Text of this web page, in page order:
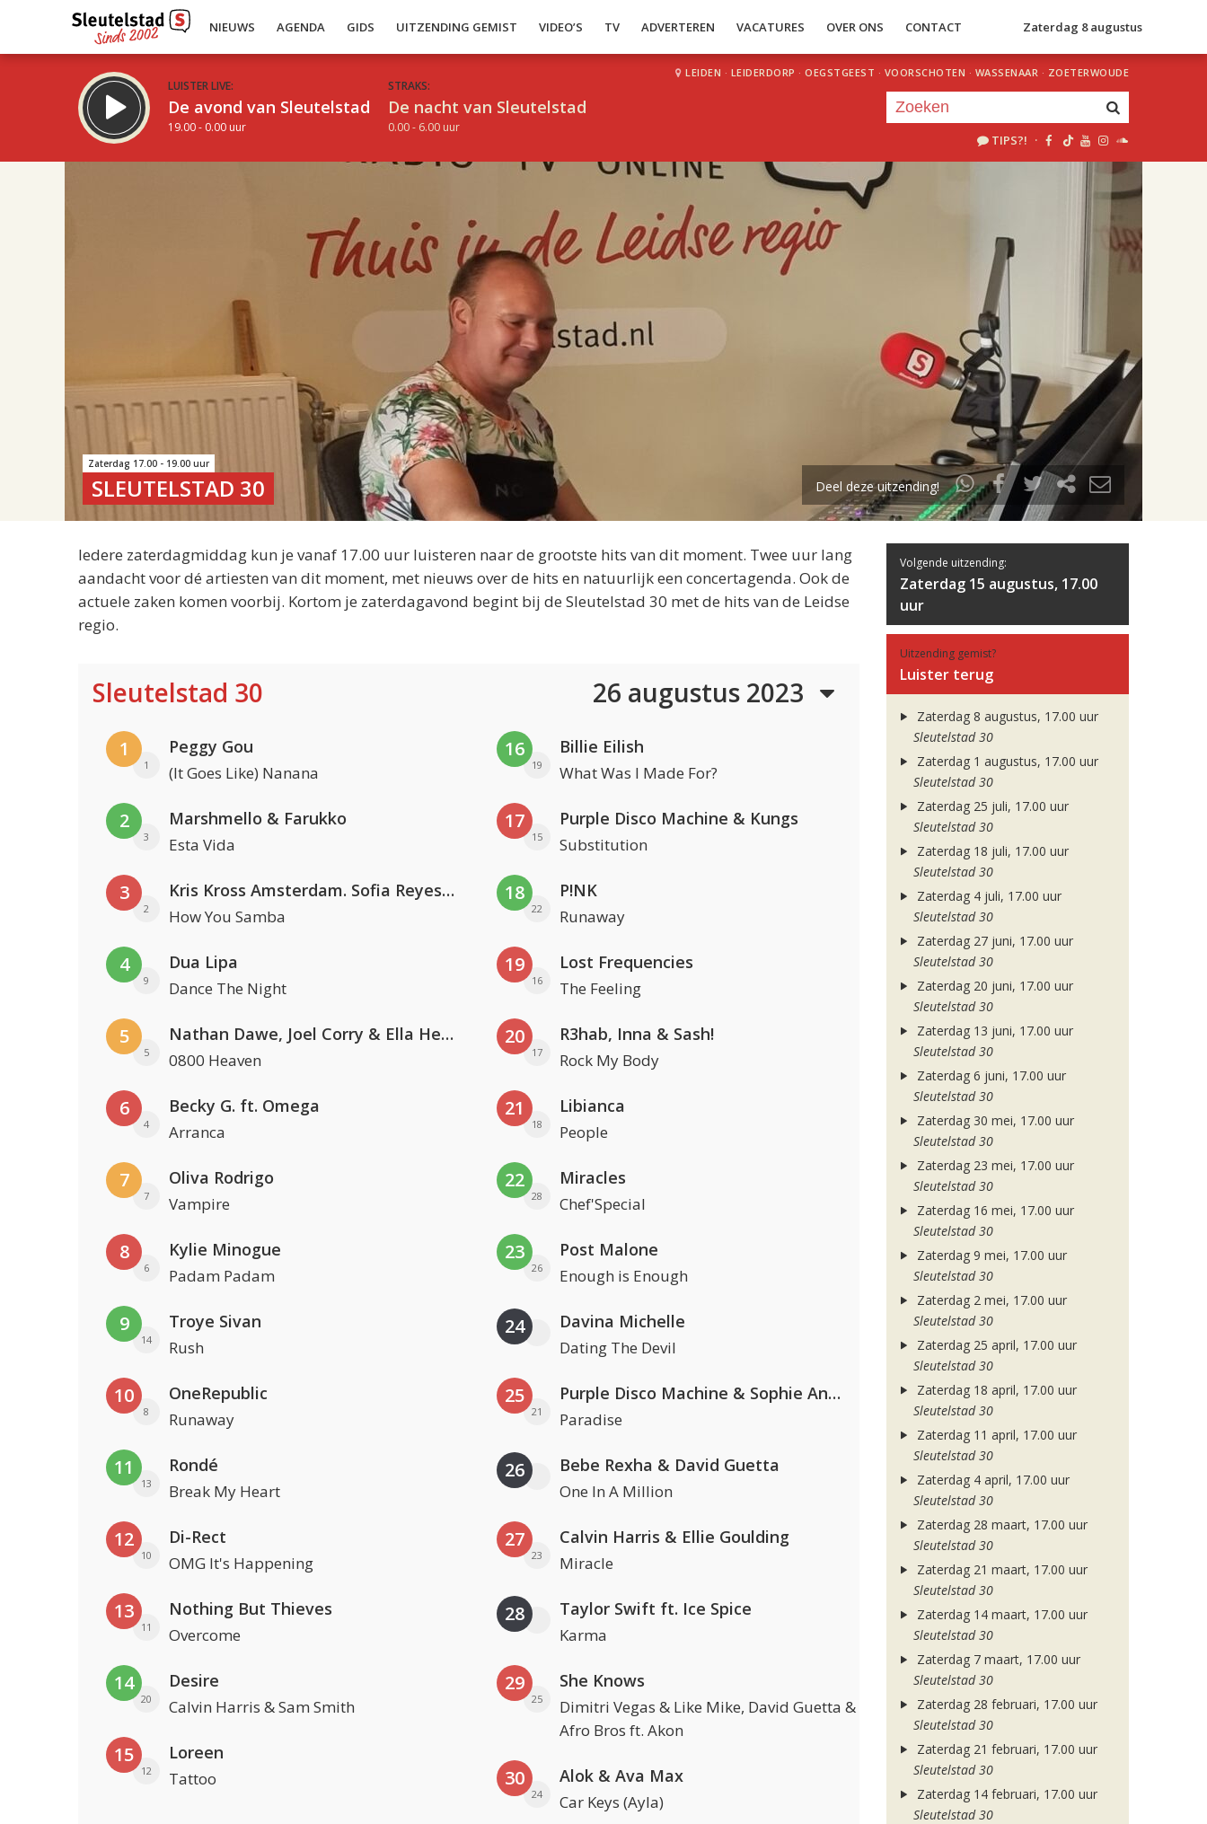
NIEUWS AGENDA GIDS UITZENDING GEMIST VIDEO’S TV ADVERTEREN VACATURES OVER ONS CONTACT Zaterdag 8 augustus
LUISTER LIVE:
De avond van Sleutelstad
19.00 - 0.00 uur
STRAKS:
De nacht van Sleutelstad
0.00 - 6.00 uur
LEIDEN · LEIDERDORP · OEGSTGEEST · VOORSCHOTEN · WASSENAAR · ZOETERWOUDE
TIPS?! ·
uur 1 van 2
Volgend uur
Zaterdag 17.00 - 19.00 uur
SLEUTELSTAD 30 Deel deze uitzending!
Iedere zaterdagmiddag kun je vanaf 17.00 uur luisteren naar de grootste hits van dit moment. Twee uur lang
aandacht voor dé artiesten van dit moment, met nieuws over de hits en natuurlijk een concertagenda. Ook de
actuele zaken komen voorbij. Kortom je zaterdagavond begint bij de Sleutelstad 30 met de hits van de Leidse
regio.
Sleutelstad 30 26 augustus 2023
1
1
Peggy Gou
(It Goes Like) Nanana
2
3
Marshmello & Farukko
Esta Vida
3
2
Kris Kross Amsterdam. Sofia Reyes & Tinie Tempah
How You Samba
4
9
Dua Lipa
Dance The Night
5
5
Nathan Dawe, Joel Corry & Ella Henderson
0800 Heaven
6
4
Becky G. ft. Omega
Arranca
7
7
Oliva Rodrigo
Vampire
8
6
Kylie Minogue
Padam Padam
9
14
Troye Sivan
Rush
10
8
OneRepublic
Runaway
11
13
Rondé
Break My Heart
12
10
Di-Rect
OMG It's Happening
13
11
Nothing But Thieves
Overcome
14
20
Desire
Calvin Harris & Sam Smith
15
12
Loreen
Tattoo
16
19
Billie Eilish
What Was I Made For?
17
15
Purple Disco Machine & Kungs
Substitution
18
22
P!NK
Runaway
19
16
Lost Frequencies
The Feeling
20
17
R3hab, Inna & Sash!
Rock My Body
21
18
Libianca
People
22
28
Miracles
Chef'Special
23
26
Post Malone
Enough is Enough
24 Davina Michelle
Dating The Devil
25
21
Purple Disco Machine & Sophie And The Giants
Paradise
26 Bebe Rexha & David Guetta
One In A Million
27
23
Calvin Harris & Ellie Goulding
Miracle
28 Taylor Swift ft. Ice Spice
Karma
29
25
She Knows
Dimitri Vegas & Like Mike, David Guetta &
Afro Bros ft. Akon
30
24
Alok & Ava Max
Car Keys (Ayla)
Volgende uitzending:
Zaterdag 15 augustus, 17.00
uur
Uitzending gemist?
Luister terug
Zaterdag 8 augustus, 17.00 uur
Sleutelstad 30
Zaterdag 1 augustus, 17.00 uur
Sleutelstad 30
Zaterdag 25 juli, 17.00 uur
Sleutelstad 30
Zaterdag 18 juli, 17.00 uur
Sleutelstad 30
Zaterdag 4 juli, 17.00 uur
Sleutelstad 30
Zaterdag 27 juni, 17.00 uur
Sleutelstad 30
Zaterdag 20 juni, 17.00 uur
Sleutelstad 30
Zaterdag 13 juni, 17.00 uur
Sleutelstad 30
Zaterdag 6 juni, 17.00 uur
Sleutelstad 30
Zaterdag 30 mei, 17.00 uur
Sleutelstad 30
Zaterdag 23 mei, 17.00 uur
Sleutelstad 30
Zaterdag 16 mei, 17.00 uur
Sleutelstad 30
Zaterdag 9 mei, 17.00 uur
Sleutelstad 30
Zaterdag 2 mei, 17.00 uur
Sleutelstad 30
Zaterdag 25 april, 17.00 uur
Sleutelstad 30
Zaterdag 18 april, 17.00 uur
Sleutelstad 30
Zaterdag 11 april, 17.00 uur
Sleutelstad 30
Zaterdag 4 april, 17.00 uur
Sleutelstad 30
Zaterdag 28 maart, 17.00 uur
Sleutelstad 30
Zaterdag 21 maart, 17.00 uur
Sleutelstad 30
Zaterdag 14 maart, 17.00 uur
Sleutelstad 30
Zaterdag 7 maart, 17.00 uur
Sleutelstad 30
Zaterdag 28 februari, 17.00 uur
Sleutelstad 30
Zaterdag 21 februari, 17.00 uur
Sleutelstad 30
Zaterdag 14 februari, 17.00 uur
Sleutelstad 30